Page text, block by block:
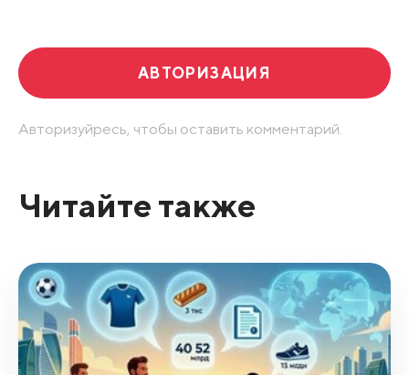
АВТОРИЗАЦИЯ
Авторизуйресь, чтобы оставить комментарий.
Читайте также